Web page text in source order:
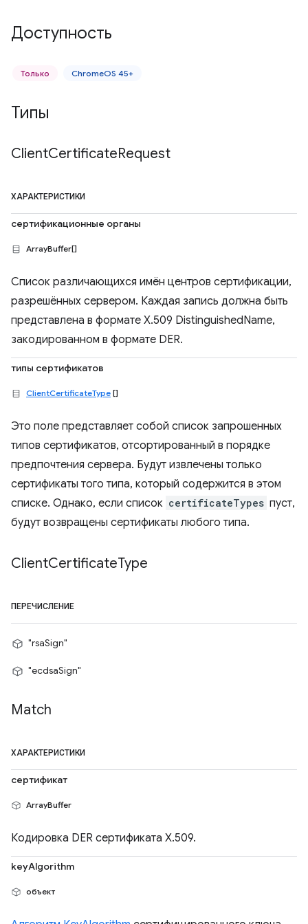
Доступность
Только ChromeOS 45+
Типы
ClientCertificateRequest
ХАРАКТЕРИСТИКИ
сертификационные органы
ArrayBuffer[]
Список различающихся имён центров сертификации,
разрешённых сервером. Каждая запись должна быть
представлена в формате X.509 DistinguishedName,
закодированном в формате DER.
типы сертификатов
ClientCertificateType []
Это поле представляет собой список запрошенных
типов сертификатов, отсортированный в порядке
предпочтения сервера. Будут извлечены только
сертификаты того типа, который содержится в этом
списке. Однако, если список certificateTypes пуст,
будут возвращены сертификаты любого типа.
ClientCertificateType
ПЕРЕЧИСЛЕНИЕ
"rsaSign"
"ecdsaSign"
Match
ХАРАКТЕРИСТИКИ
сертификат
ArrayBuffer
Кодировка DER сертификата X.509.
keyAlgorithm
объект